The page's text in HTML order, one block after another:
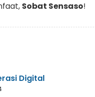
Sobat Sensaso!
Digital